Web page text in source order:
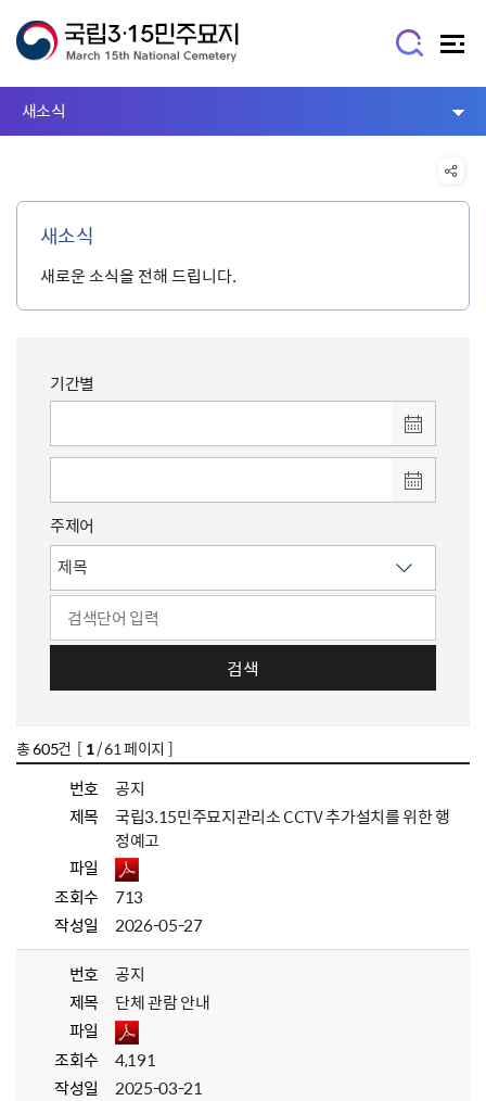
새소식
새소식
새로운 소식을 전해 드립니다.
기간별
주제어
검색
총605건 [ 1/ 61 페이지 ]
번호
공지
제목
국립3.15민주묘지관리소 CCTV 추가설치를 위한 행
정예고
파일
조회수
713
작성일
2026-05-27
번호
공지
제목
단체 관람 안내
파일
조회수
4,191
작성일
2025-03-21